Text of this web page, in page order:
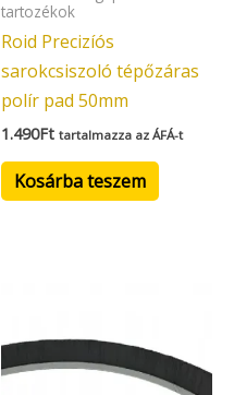
tartozékok
Roid Precizíós
sarokcsiszoló tépőzáras
polír pad 50mm
1.490Ft tartalmazza az ÁFÁ-t
Kosárba teszem